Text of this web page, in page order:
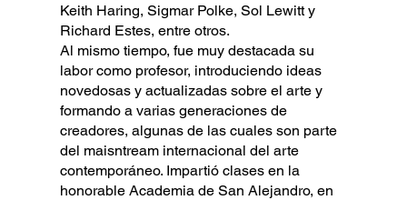
Keith Haring, Sigmar Polke, Sol Lewitt y
Richard Estes, entre otros.
Al mismo tiempo, fue muy destacada su
labor como profesor, introduciendo ideas
novedosas y actualizadas sobre el arte y
formando a varias generaciones de
creadores, algunas de las cuales son parte
del maisntream internacional del arte
contemporáneo. Impartió clases en la
honorable Academia de San Alejandro, en